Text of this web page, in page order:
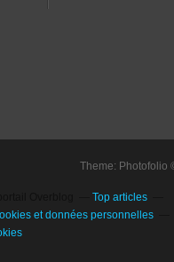
Theme:
Top articles
et données personnelles